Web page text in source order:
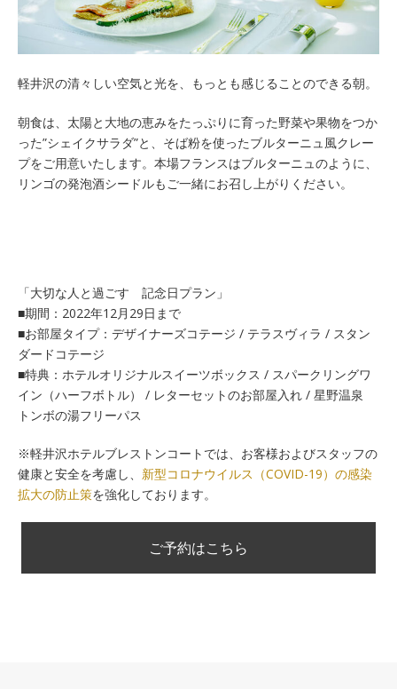
軽井沢の清々しい空気と光を、もっとも感じることのできる朝。
朝食は、太陽と大地の恵みをたっぷりに育った野菜や果物をつか
った”シェイクサラダ”と、そば粉を使ったブルターニュ風クレー
プをご用意いたします。本場フランスはブルターニュのように、
リンゴの発泡酒シードルもご一緒にお召し上がりください。
「大切な人と過ごす 記念日プラン」
■期間：2022年12月29日まで
■お部屋タイプ：デザイナーズコテージ / テラスヴィラ / スタン
ダードコテージ
■特典：ホテルオリジナルスイーツボックス / スパークリングワ
イン（ハーフボトル） / レターセットのお部屋入れ / 星野温泉
トンボの湯フリーパス
※軽井沢ホテルブレストンコートでは、お客様およびスタッフの
健康と安全を考慮し、 新型コロナウイルス（COVID-19）の感染
拡大の防止策を強化しております。
ご予約はこちら